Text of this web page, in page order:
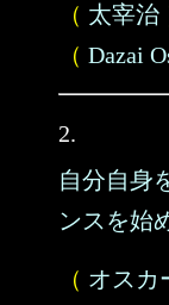
（ 太宰治
（ Dazai
2.
自分自身
ンスを始
（ オスカ